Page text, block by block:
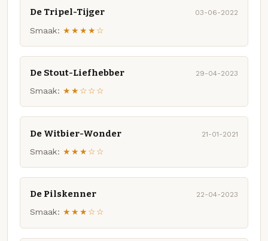
De Tripel-Tijger 03-06-2022
Smaak: ★★★★☆
De Stout-Liefhebber 29-04-2023
Smaak: ★★☆☆☆
De Witbier-Wonder 21-01-2021
Smaak: ★★★☆☆
De Pilskenner 22-04-2023
Smaak: ★★★☆☆